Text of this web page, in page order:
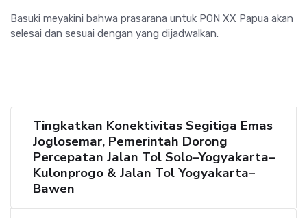
Basuki meyakini bahwa prasarana untuk PON XX Papua akan
selesai dan sesuai dengan yang dijadwalkan.
Tingkatkan Konektivitas Segitiga Emas
Joglosemar, Pemerintah Dorong
Percepatan Jalan Tol Solo–Yogyakarta–
Kulonprogo & Jalan Tol Yogyakarta–
Bawen